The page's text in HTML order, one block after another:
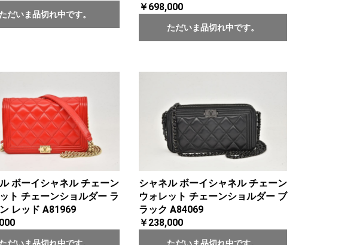
ただいま品切れ中です。
￥698,000
ただいま品切れ中です。
ボーイシャネル チェーン
ト チェーンショルダー ラ
レッド A81969
ただいま品切れ中です。
シャネル ボーイシャネル チェーン
ウォレット チェーンショルダー ブ
ラック A84069
￥238,000
ただいま品切れ中です。